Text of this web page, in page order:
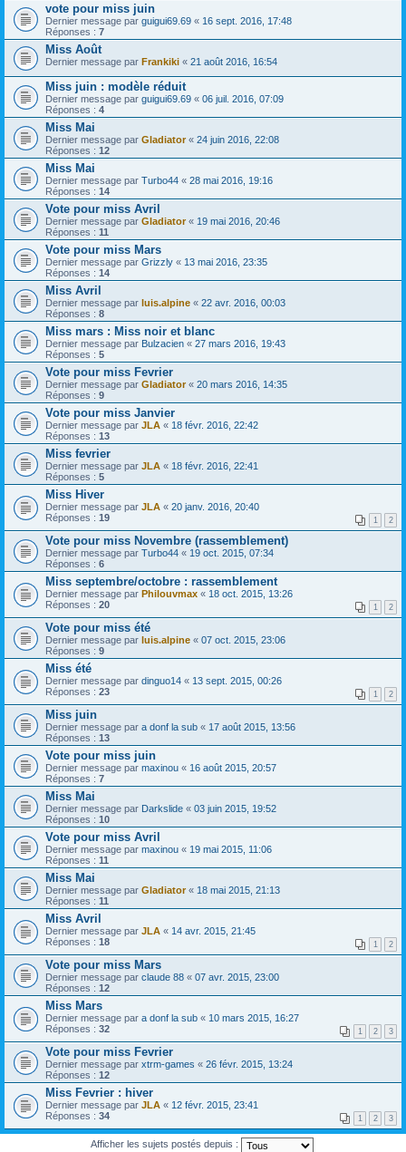
vote pour miss juin
Dernier message par guigui69.69 « 16 sept. 2016, 17:48
Réponses : 7
Miss Août
Dernier message par Frankiki « 21 août 2016, 16:54
Miss juin : modèle réduit
Dernier message par guigui69.69 « 06 juil. 2016, 07:09
Réponses : 4
Miss Mai
Dernier message par Gladiator« 24 juin 2016, 22:08
Réponses : 12
Miss Mai
Dernier message par Turbo44 « 28 mai 2016, 19:16
Réponses : 14
Vote pour miss Avril
Dernier message par Gladiator« 19 mai 2016, 20:46
Réponses : 11
Vote pour miss Mars
Dernier message par Grizzly « 13 mai 2016, 23:35
Réponses : 14
Miss Avril
Dernier message par luis.alpine « 22 avr. 2016, 00:03
Réponses : 8
Miss mars : Miss noir et blanc
Dernier message par Bulzacien « 27 mars 2016, 19:43
Réponses : 5
Vote pour miss Fevrier
Dernier message par Gladiator« 20 mars 2016, 14:35
Réponses : 9
Vote pour miss Janvier
Dernier message par JLA « 18 févr. 2016, 22:42
Réponses : 13
Miss fevrier
Dernier message par JLA « 18 févr. 2016, 22:41
Réponses : 5
Miss Hiver
Dernier message par JLA « 20 janv. 2016, 20:40
Réponses : 19 1 2
Vote pour miss Novembre (rassemblement)
Dernier message par Turbo44 « 19 oct. 2015, 07:34
Réponses : 6
Miss septembre/octobre : rassemblement
Dernier message par Philouvmax « 18 oct. 2015, 13:26
Réponses : 20 1 2
Vote pour miss été
Dernier message par luis.alpine « 07 oct. 2015, 23:06
Réponses : 9
Miss été
Dernier message par dinguo14 « 13 sept. 2015, 00:26
Réponses : 23 1 2
Miss juin
Dernier message par a donf la sub « 17 août 2015, 13:56
Réponses : 13
Vote pour miss juin
Dernier message par maxinou « 16 août 2015, 20:57
Réponses : 7
Miss Mai
Dernier message par Darkslide « 03 juin 2015, 19:52
Réponses : 10
Vote pour miss Avril
Dernier message par maxinou « 19 mai 2015, 11:06
Réponses : 11
Miss Mai
Dernier message par Gladiator« 18 mai 2015, 21:13
Réponses : 11
Miss Avril
Dernier message par JLA « 14 avr. 2015, 21:45
Réponses : 18 1 2
Vote pour miss Mars
Dernier message par claude 88 « 07 avr. 2015, 23:00
Réponses : 12
Miss Mars
Dernier message par a donf la sub « 10 mars 2015, 16:27
Réponses : 32 1 2 3
Vote pour miss Fevrier
Dernier message par xtrm-games « 26 févr. 2015, 13:24
Réponses : 12
Miss Fevrier : hiver
Dernier message par JLA « 12 févr. 2015, 23:41
Réponses : 34 1 2 3
Afficher les sujets postés depuis :